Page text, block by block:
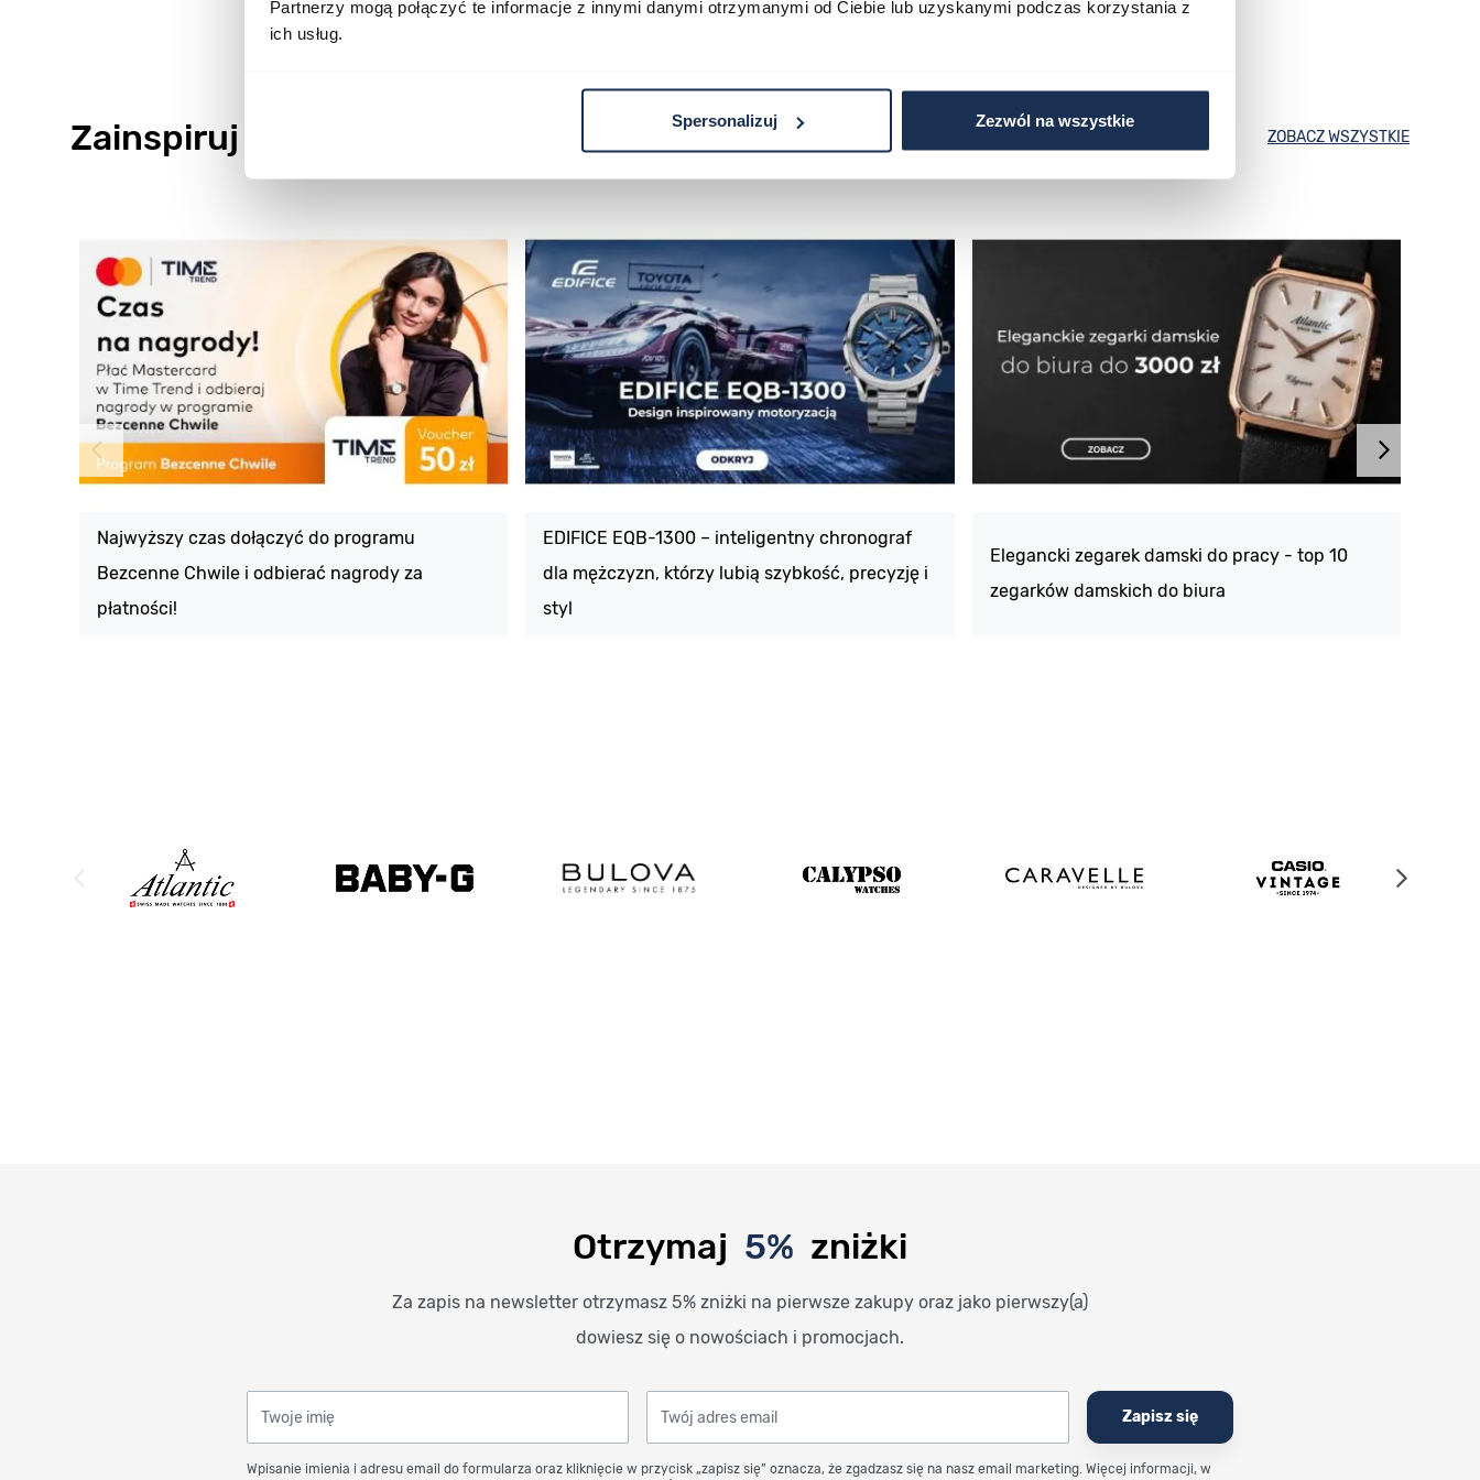
Partnerzy mogą połączyć te informacje z innymi danymi otrzymanymi od Ciebie lub uzyskanymi podczas korzystania z
ich usług.
Spersonalizuj Zezwól na wszystkie
Zainspiruj się ZOBACZ WSZYSTKIE
Najwyższy czas dołączyć do programu
Bezcenne Chwile i odbierać nagrody za
płatności!
EDIFICE EQB-1300 – inteligentny chronograf
dla mężczyzn, którzy lubią szybkość, precyzję i
styl
Elegancki zegarek damski do pracy - top 10
zegarków damskich do biura
Otrzymaj 5% zniżki
Za zapis na newsletter otrzymasz 5% zniżki na pierwsze zakupy oraz jako pierwszy(a)
dowiesz się o nowościach i promocjach.
Wpisanie imienia i adresu email do formularza oraz kliknięcie w przycisk „zapisz się” oznacza, że zgadzasz się na nasz email marketing. Więcej informacji, w
Zapisz się